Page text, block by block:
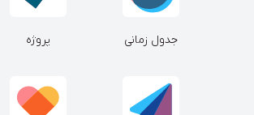
جدول زمانی پروژه